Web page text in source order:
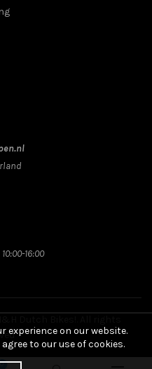
16:00
0
experience on our website.
to our use of cookies.